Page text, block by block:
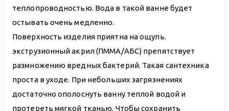
теплопроводностью. Вода в такой ванне будет
остывать очень медленно.
Поверхность изделия приятна на ощупь.
экструзионный акрил (ПММА/АБС) препятствует
размножению вредных бактерий. Такая сантехника
проста в уходе. При небольших загрязнениях
достаточно ополоснуть ванну теплой водой и
протереть мягкой тканью. Чтобы сохранить